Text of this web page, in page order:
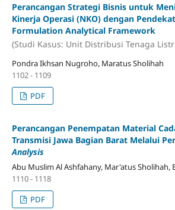
Perancangan Strategi Bisnis untuk
Kinerja Operasi (NKO) dengan
Formulation Analytical Framework
(Studi Kasus: Unit Distribusi Tenaga
Pondra Ikhsan Nugroho, Maratus Sholihah
1102 - 1109
PDF
Perancangan Penempatan Material
Transmisi Jawa Bagian Barat Melalui
Analysis
Abu Muslim Al Ashfahany, Mar'atus Sholihah,
1110 - 1118
PDF